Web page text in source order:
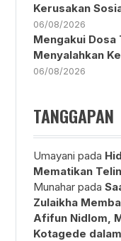
Kerusakan
06/08/2026
Mengakui Dosa
Menyalahkan
06/08/2026
TANGGAPAN
Umayani pada
Mematikan
Munahar pada
Zulaikha
Afifun Nidlom,
Kotagede